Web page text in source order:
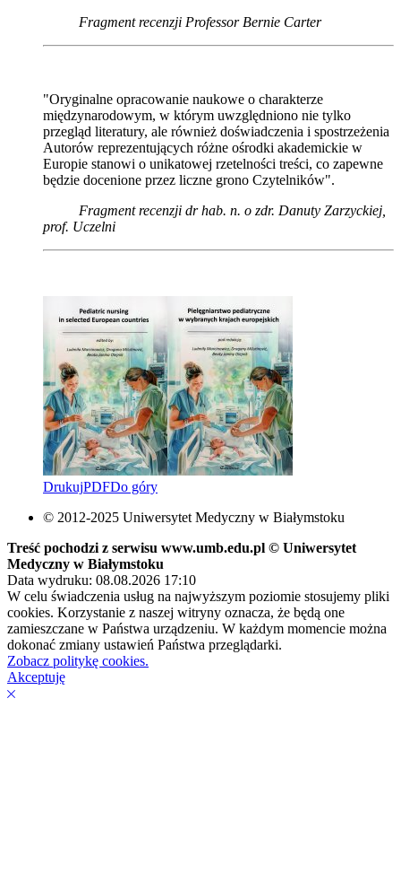
Fragment recenzji Professor Bernie Carter
"Oryginalne opracowanie naukowe o charakterze
międzynarodowym, w którym uwzględniono nie tylko
przegląd literatury, ale również doświadczenia i spostrzeżenia
Autorów reprezentujących różne ośrodki akademickie w
Europie stanowi o unikatowej rzetelności treści, co zapewne
będzie docenione przez liczne grono Czytelników".
Fragment recenzji dr hab. n. o zdr. Danuty Zarzyckiej,
prof. Uczelni
DrukujPDFDo góry
© 2012-2025 Uniwersytet Medyczny w Białymstoku
Treść pochodzi z serwisu www.umb.edu.pl © Uniwersytet
Medyczny w Białymstoku
Data wydruku: 08.08.2026 17:10
W celu świadczenia usług na najwyższym poziomie stosujemy pliki
cookies. Korzystanie z naszej witryny oznacza, że będą one
zamieszczane w Państwa urządzeniu. W każdym momencie można
dokonać zmiany ustawień Państwa przeglądarki.
Zobacz politykę cookies.
Akceptuję